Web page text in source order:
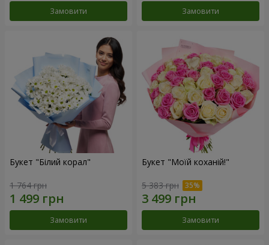
Замовити Замовити
Букет "Білий корал"
1 764 грн
Замовити
Букет "Моїй коханій!"
5 383 грн
Замовити